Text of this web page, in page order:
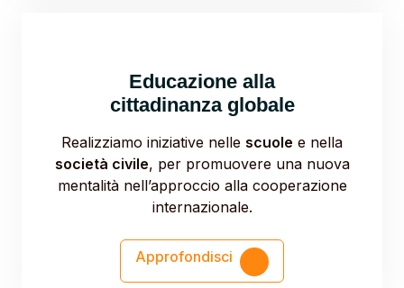
Educazione alla
cittadinanza globale
Realizziamo iniziative nelle scuole e nella
società civile, per promuovere una nuova
mentalità nell’approccio alla cooperazione
internazionale.
Approfondisci